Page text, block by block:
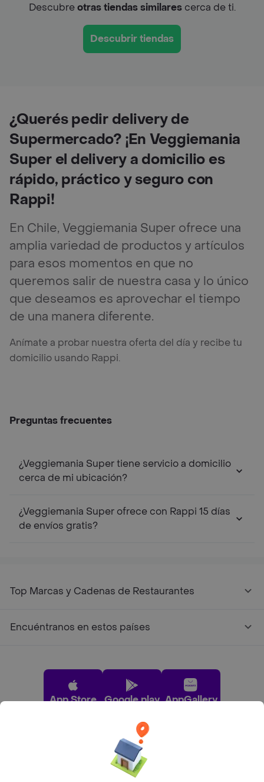
Descubreotras tiendas similarescerca de ti.
Descubrir tiendas
¿Querés pedir delivery de
Supermercado? ¡En Veggiemania
Super el delivery a domicilio es
rápido, práctico y seguro con
Rappi!
En Chile, Veggiemania Super ofrece una
amplia variedad de productos y artículos
para esos momentos en que no
queremos salir de nuestra casa y lo único
que deseamos es aprovechar el tiempo
de una manera diferente.
Anímate a probar nuestra oferta del día y recibe tu
domicilio usando Rappi.
Preguntas frecuentes
¿Veggiemania Super tiene servicio a domicilio
cerca de mi ubicación?
¿Veggiemania Super ofrece con Rappi 15 días
de envíos gratis?
Top Marcas y Cadenas de Restaurantes
Encuéntranos en estos países
App Store Google play AppGallery
Pide tu comida favorita cerca de ti